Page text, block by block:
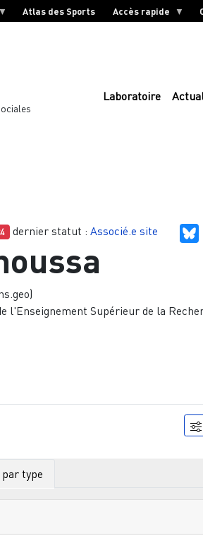
Atlas des Sports Accès rapide
Laboratoire
dernier statut :Associé.e site
l'Enseignement Supérieur de la
type